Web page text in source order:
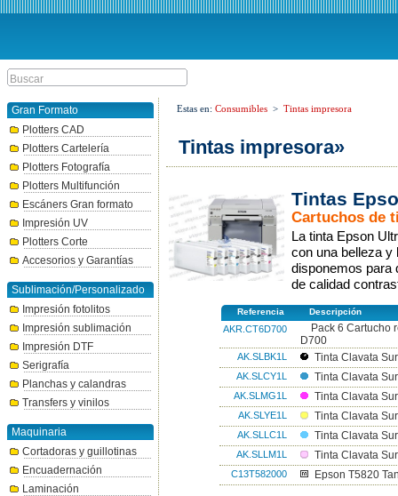
Gran Formato
Plotters CAD
Plotters Cartelería
Plotters Fotografía
Plotters Multifunción
Escáners Gran formato
Impresión UV
Plotters Corte
Accesorios y Garantías
Sublimación/Personalizado
Impresión fotolitos
Impresión sublimación
Impresión DTF
Serigrafía
Planchas y calandras
Transfers y vinilos
Maquinaria
Cortadoras y guillotinas
Encuadernación
Laminación
Estas en: Consumibles > Tintas impresora
Tintas impresora»
Tintas
Cartuchos de
La tinta Epson
con una belleza y
disponemos para
de calidad
Referencia Descripción
AKR.CT6D700
Pack 6 Cartucho
D700
AK.SLBK1L Tinta Clavata
AK.SLCY1L Tinta Clavata
AK.SLMG1L Tinta Clavata
AK.SLYE1L Tinta Clavata
AK.SLLC1L Tinta Clavata
AK.SLLM1L Tinta Clavata
C13T582000 Epson T5820